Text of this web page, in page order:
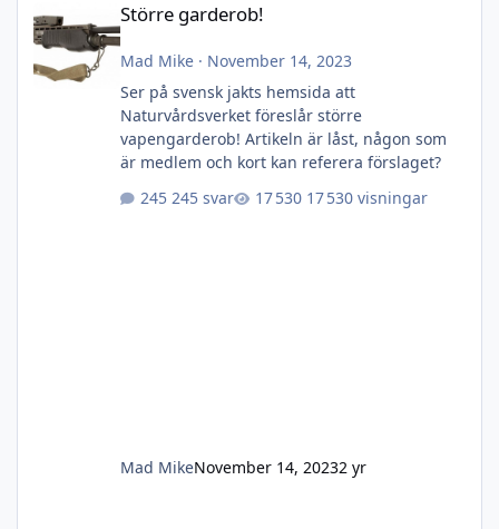
Större garderob!
Mad Mike· November 14, 2023
Ser på svensk jakts hemsida att
Naturvårdsverket föreslår större
vapengarderob! Artikeln är låst, någon som
är medlem och kort kan referera förslaget?
245 svar
17 530 visningar
Mad MikeNovember 14, 20232 yr